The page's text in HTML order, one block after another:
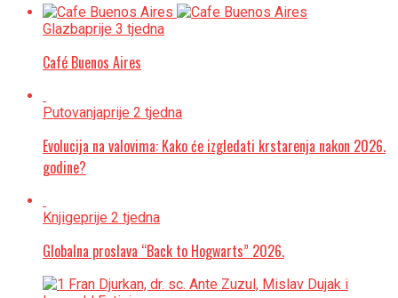
Glazbaprije 3 tjedna
Café Buenos Aires
Putovanjaprije 2 tjedna
Evolucija na valovima: Kako će izgledati krstarenja nakon 2026.
godine?
Knjigeprije 2 tjedna
Globalna proslava “Back to Hogwarts” 2026.